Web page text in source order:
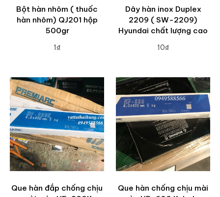
Bột hàn nhôm ( thuốc
hàn nhôm) QJ201 hộp
500gr
1₫
Dây hàn inox Duplex
2209 ( SW-2209)
Hyundai chất lượng cao
10₫
Que hàn đắp chống chịu
Que hàn chống chịu mài